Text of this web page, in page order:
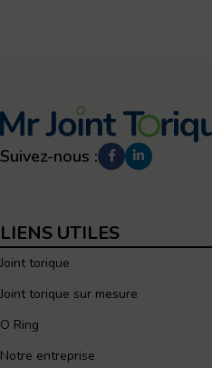
Suivez-nous :
LIENS UTILES
Joint torique
Joint torique sur mesure
O Ring
Notre entreprise